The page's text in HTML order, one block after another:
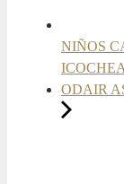
NIÑOS
ODAIR